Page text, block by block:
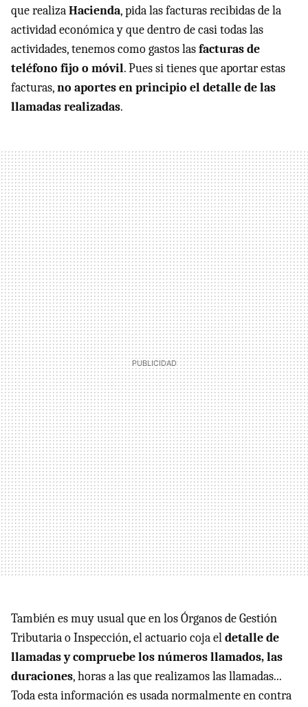
que realizaHacienda, pida las facturas recibidas de la
actividad económica y que dentro de casi todas las
actividades, tenemos como gastos lasfacturas de
teléfono fijo o móvil. Pues si tienes que aportar estas
facturas,no aportes en principio el detalle de las
llamadas realizadas.
También es muy usual que en los Órganos de Gestión
Tributaria o Inspección, el actuario coja eldetalle de
llamadas y compruebe los números llamados, las
duraciones, horas a las que realizamos las llamadas...
Toda esta información es usada normalmente en contra